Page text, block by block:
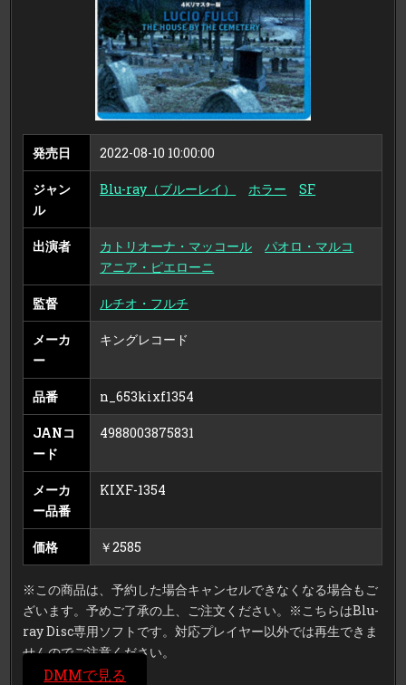
発売日 2022-08-10 10:00:00
ジャン
ル
Blu-ray（ブルーレイ） ホラー SF
出演者 カトリオーナ・マッコール
パオロ・マルコ
アニア・ピエローニ
監督 ルチオ・フルチ
メーカ
ー
キングレコード
品番 n_653kixf1354
JANコ
ード
4988003875831
メーカ
ー品番
KIXF-1354
価格 ￥2585
※この商品は、予約した場合キャンセルできなくなる場合もご
ざいます。予めご了承の上、ご注文ください。※こちらはBlu-
ray Disc専用ソフトです。対応プレイヤー以外では再生できま
せんのでご注意ください。
DMMで見る